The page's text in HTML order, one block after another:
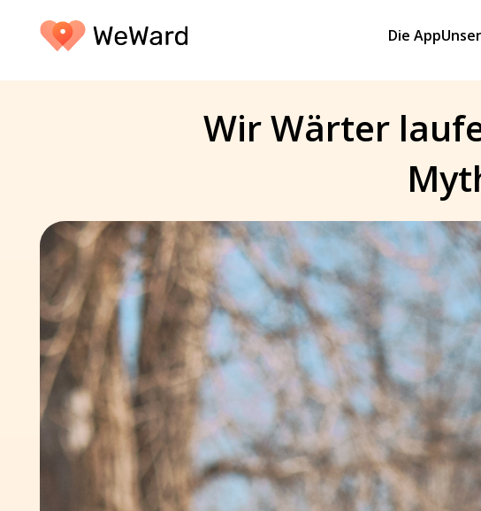
Die App
Wir Wärter